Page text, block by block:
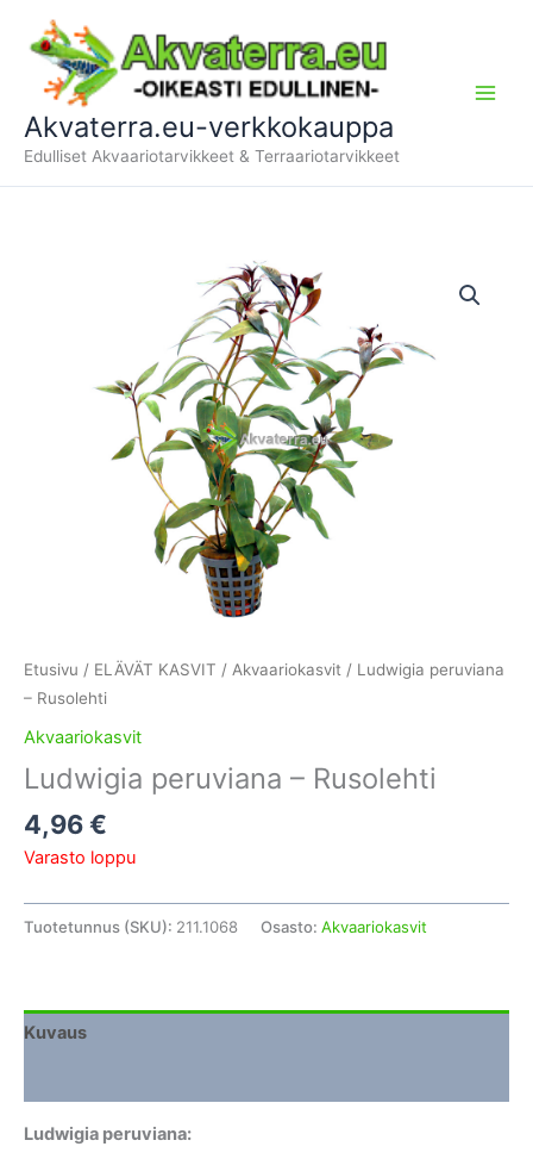
sisältöön
Akvaterra.eu-verkkokauppa
Edulliset Akvaariotarvikkeet & Terraariotarvikkeet
Etusivu / ELÄVÄT KASVIT / Akvaariokasvit / Ludwigia peruviana
– Rusolehti
Akvaariokasvit
Ludwigia peruviana – Rusolehti
4,96€
Varasto loppu
Tuotetunnus (SKU): 211.1068 Osasto: Akvaariokasvit
Kuvaus
Ludwigia peruviana: